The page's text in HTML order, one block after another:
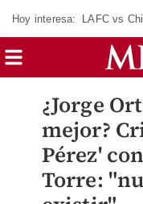
Hoy interesa: LAFC vs
¿Jorge
mejor?
Pérez'
Torre: